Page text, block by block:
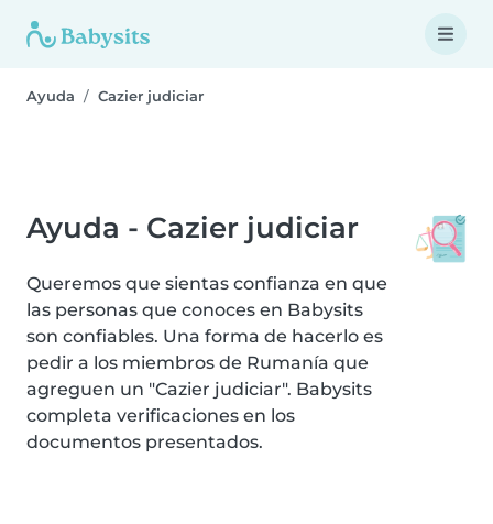
Ayuda Cazier judiciar
Ayuda - Cazier judiciar
Queremos que sientas confianza en que
las personas que conoces en Babysits
son confiables. Una forma de hacerlo es
pedir a los miembros de Rumanía que
agreguen un "Cazier judiciar". Babysits
completa verificaciones en los
documentos presentados.